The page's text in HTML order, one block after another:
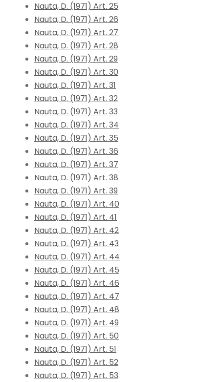
Nauta, D. (1971) Art. 25
Nauta, D. (1971) Art. 26
Nauta, D. (1971) Art. 27
Nauta, D. (1971) Art. 28
Nauta, D. (1971) Art. 29
Nauta, D. (1971) Art. 30
Nauta, D. (1971) Art. 31
Nauta, D. (1971) Art. 32
Nauta, D. (1971) Art. 33
Nauta, D. (1971) Art. 34
Nauta, D. (1971) Art. 35
Nauta, D. (1971) Art. 36
Nauta, D. (1971) Art. 37
Nauta, D. (1971) Art. 38
Nauta, D. (1971) Art. 39
Nauta, D. (1971) Art. 40
Nauta, D. (1971) Art. 41
Nauta, D. (1971) Art. 42
Nauta, D. (1971) Art. 43
Nauta, D. (1971) Art. 44
Nauta, D. (1971) Art. 45
Nauta, D. (1971) Art. 46
Nauta, D. (1971) Art. 47
Nauta, D. (1971) Art. 48
Nauta, D. (1971) Art. 49
Nauta, D. (1971) Art. 50
Nauta, D. (1971) Art. 51
Nauta, D. (1971) Art. 52
Nauta, D. (1971) Art. 53